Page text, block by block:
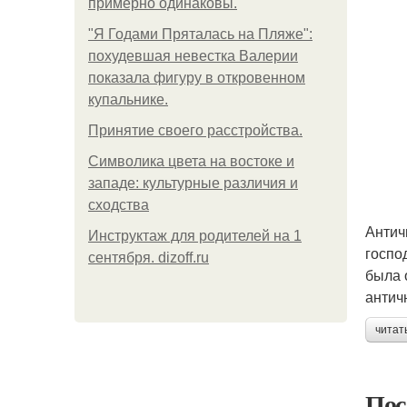
примерно одинаковы.
"Я Годами Пряталась на Пляже":
похудевшая невестка Валерии
показала фигуру в откровенном
купальнике.
Принятие своего расстройства.
Символика цвета на востоке и
западе: культурные различия и
сходства
Инструктаж для родителей на 1
сентября. dizoff.ru
была